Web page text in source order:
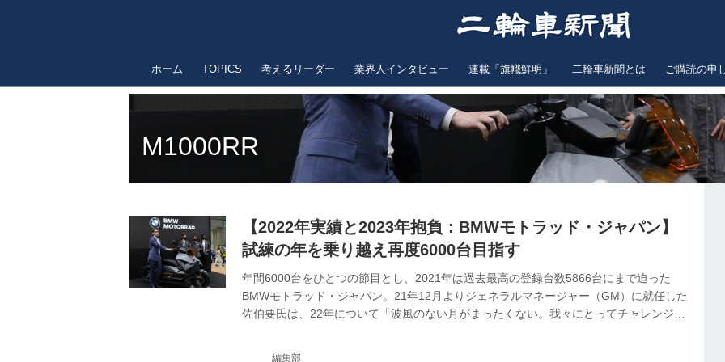
ホーム TOPICS 考えるリーダー 業界人インタビュー 連載「旗幟鮮明」 二輪車新聞とは ご購読の申
M1000RR
【2022年実績と2023年抱負：BMWモトラッド・ジャパン】
試練の年を乗り越え再度6000台目指す
年間6000台をひとつの節目とし、2021年は過去最高の登録台数5866台にまで迫った
BMWモトラッド・ジャパン。21年12月よりジェネラルマネージャー（GM）に就任した
佐伯要氏は、22年について「波風のない月がまったくない。我々にとってチャレンジに
編集部